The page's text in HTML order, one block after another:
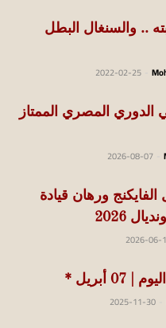
.. والسنغال البطل
2022-02-25
المصري الممتاز
2026-08-07
(1968): جنرال الفايكنج ورهان قيادة
2026
2026-06-
*
2025-11-30